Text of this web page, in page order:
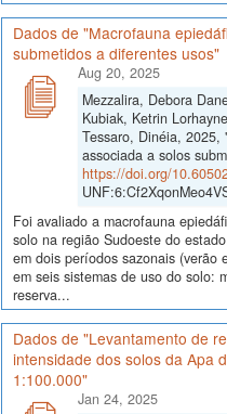
Dados de "Macrofauna
submetidos a diferentes usos"
Aug 20, 2025
Mezzalira, Debora
Kubiak, Ketrin
Tessaro, Dinéia, 2025,
associada a solos
https://doi.org/
Foi avaliado a macrofauna
solo na região Sudoeste do
em dois períodos sazonais (verão
em seis sistemas de uso do solo:
reserva...
Dados de "Levantamento de
intensidade dos solos da Apa
1:100.000"
Jan 24, 2025